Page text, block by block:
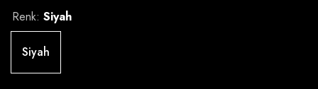
Renk: Siyah
Siyah